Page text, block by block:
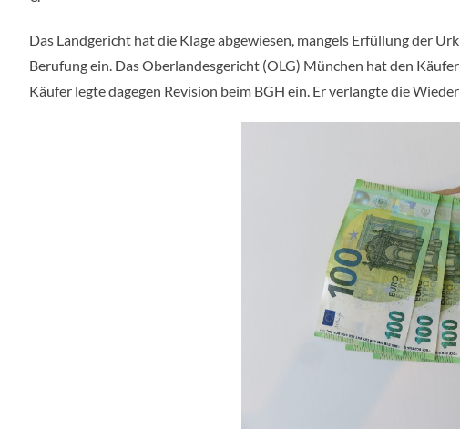
Das Landgericht hat die Klage abgewiesen, mangels Erfüllung der
Berufung ein. Das Oberlandesgericht (OLG) München hat den
Käufer legte dagegen Revision beim BGH ein. Er verlangte die